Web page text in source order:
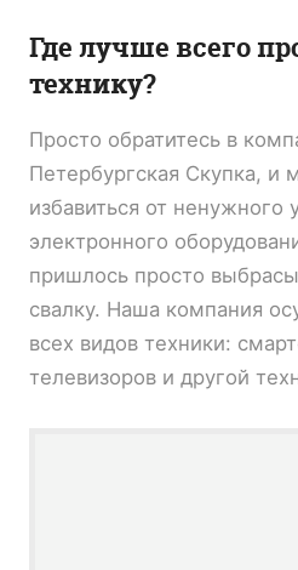
Где лучше всего
технику?
Просто обратитесь в
Петербургская Скупка,
избавиться от ненужного
электронного
пришлось просто
свалку. Наша компания
всех видов техники:
телевизоров и другой